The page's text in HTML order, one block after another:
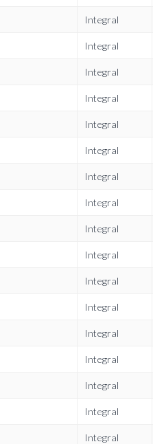
Integral
Integral
Integral
Integral
Integral
Integral
Integral
Integral
Integral
Integral
Integral
Integral
Integral
Integral
Integral
Integral
Integral